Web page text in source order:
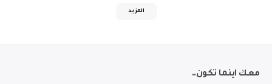
المزيد
معك اينما تكون..